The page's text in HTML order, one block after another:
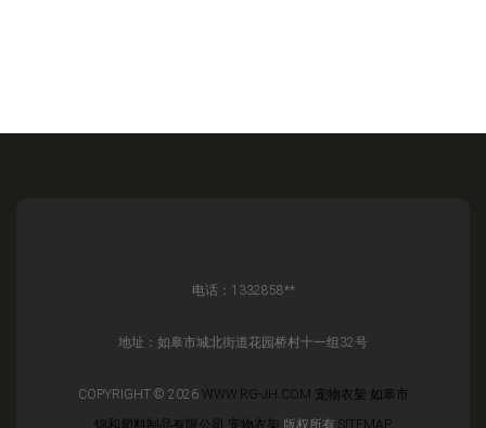
电话：1332858**
地址：如皋市城北街道花园桥村十一组32号
COPYRIGHT © 2026 WWW.RG-JH.COM 宠物衣架 如皋市
锦和塑料制品有限公司 宠物衣架 版权所有 SITEMAP